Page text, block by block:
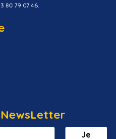
80 79 07 46.